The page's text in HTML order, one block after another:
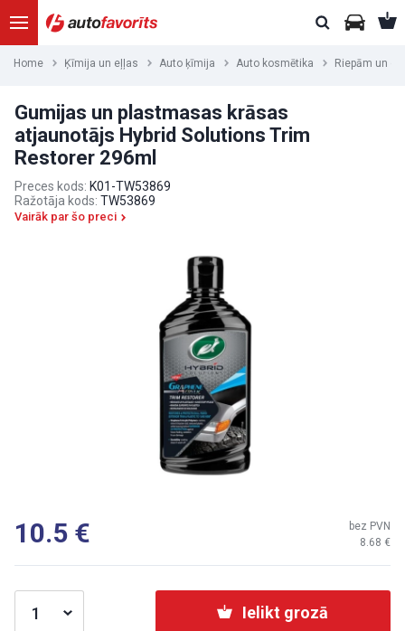
Home Ķīmija un eļļas Auto ķīmija Auto kosmētika Riepām un
Gumijas un plastmasas krāsas
atjaunotājs Hybrid Solutions Trim
Restorer 296ml
Preces kods: K01-TW53869
Ražotāja kods: TW53869
Vairāk par šo preci
10.5 8.68
bez PVN
Ielikt grozā